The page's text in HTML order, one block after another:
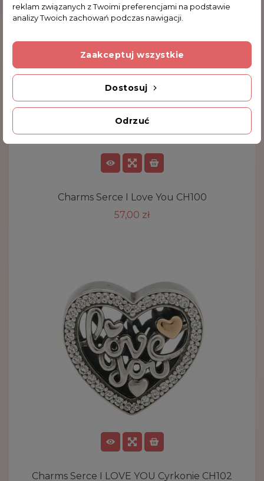
Charms Serce I Love You CH100
57,00 zł
Charms Serce I LOVE YOU Cyrkonie CH102
reklam związanych z Twoimi preferencjami na podstawie
analizy Twoich zachowań podczas nawigacji.
Odrzuć
Dostosuj
Zaakceptuj wszystkie